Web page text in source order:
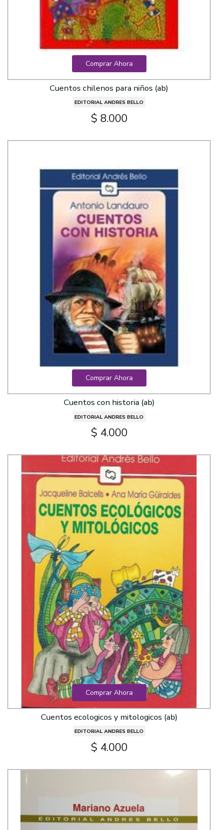
Comprar Ahora
Cuentos chilenos para niños (ab)
EDITORIAL ANDRES BELLO
$ 8.000
Comprar Ahora
Cuentos con historia (ab)
EDITORIAL ANDRES BELLO
$ 4.000
Comprar Ahora
Cuentos ecologicos y mitologicos (ab)
EDITORIAL ANDRES BELLO
$ 4.000